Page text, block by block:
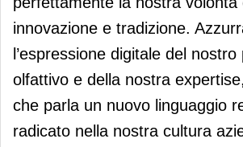
innovazione e tradizione.
l’espressione digitale del
olfattivo e della nostra
che parla un nuovo linguaggio
radicato nella nostra cultura